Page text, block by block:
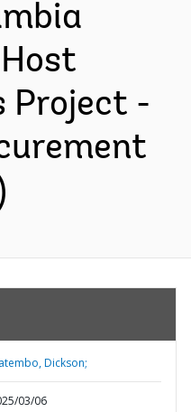
Project -
Dickson;
03/06